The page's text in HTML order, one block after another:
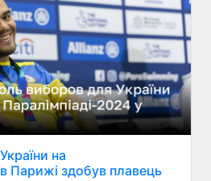
на
Парижі здобув плавець